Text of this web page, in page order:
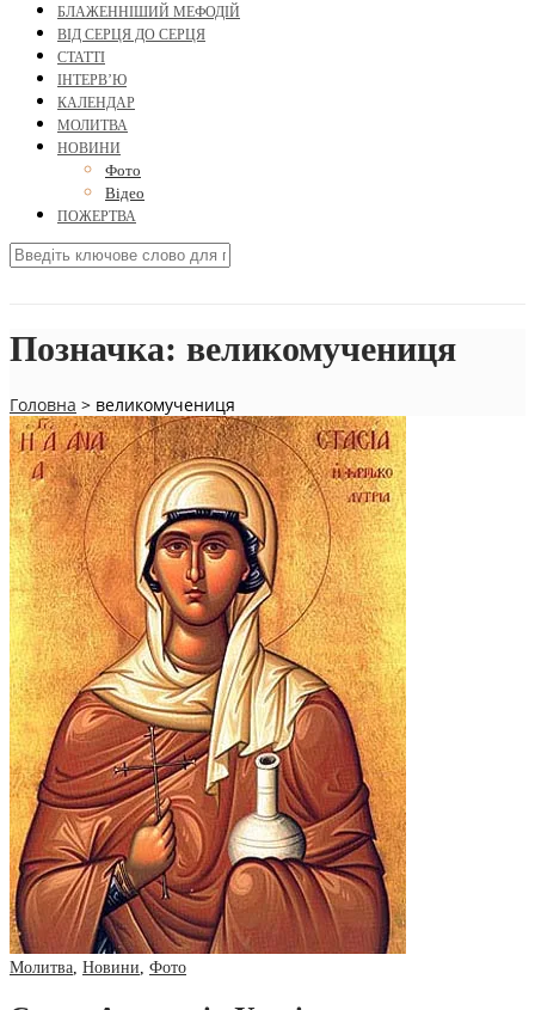
БЛАЖЕННІШИЙ МЕФОДІЙ
ВІД СЕРЦЯ ДО СЕРЦЯ
СТАТТІ
ІНТЕРВ’Ю
КАЛЕНДАР
МОЛИТВА
НОВИНИ
Фото
Відео
ПОЖЕРТВА
Позначка: великомучениця
Головна > великомучениця
Молитва, Новини, Фото